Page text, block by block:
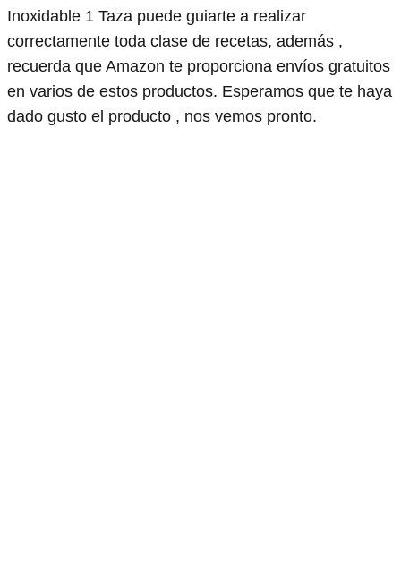
Inoxidable 1 Taza puede guiarte a realizar
correctamente toda clase de recetas, además ,
recuerda que Amazon te proporciona envíos gratuitos
en varios de estos productos. Esperamos que te haya
dado gusto el producto , nos vemos pronto.